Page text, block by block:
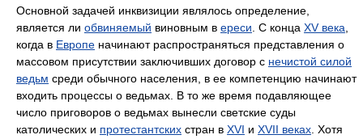
Основной задачей инквизиции являлось определение,
является ли обвиняемый виновным в ереси. С конца XV века,
когда в Европе начинают распространяться представления о
массовом присутствии заключивших договор с нечистой силой
ведьм среди обычного населения, в ее компетенцию начинают
входить процессы о ведьмах. В то же время подавляющее
число приговоров о ведьмах вынесли светские суды
католических и протестантских стран в XVI и XVII веках. Хотя